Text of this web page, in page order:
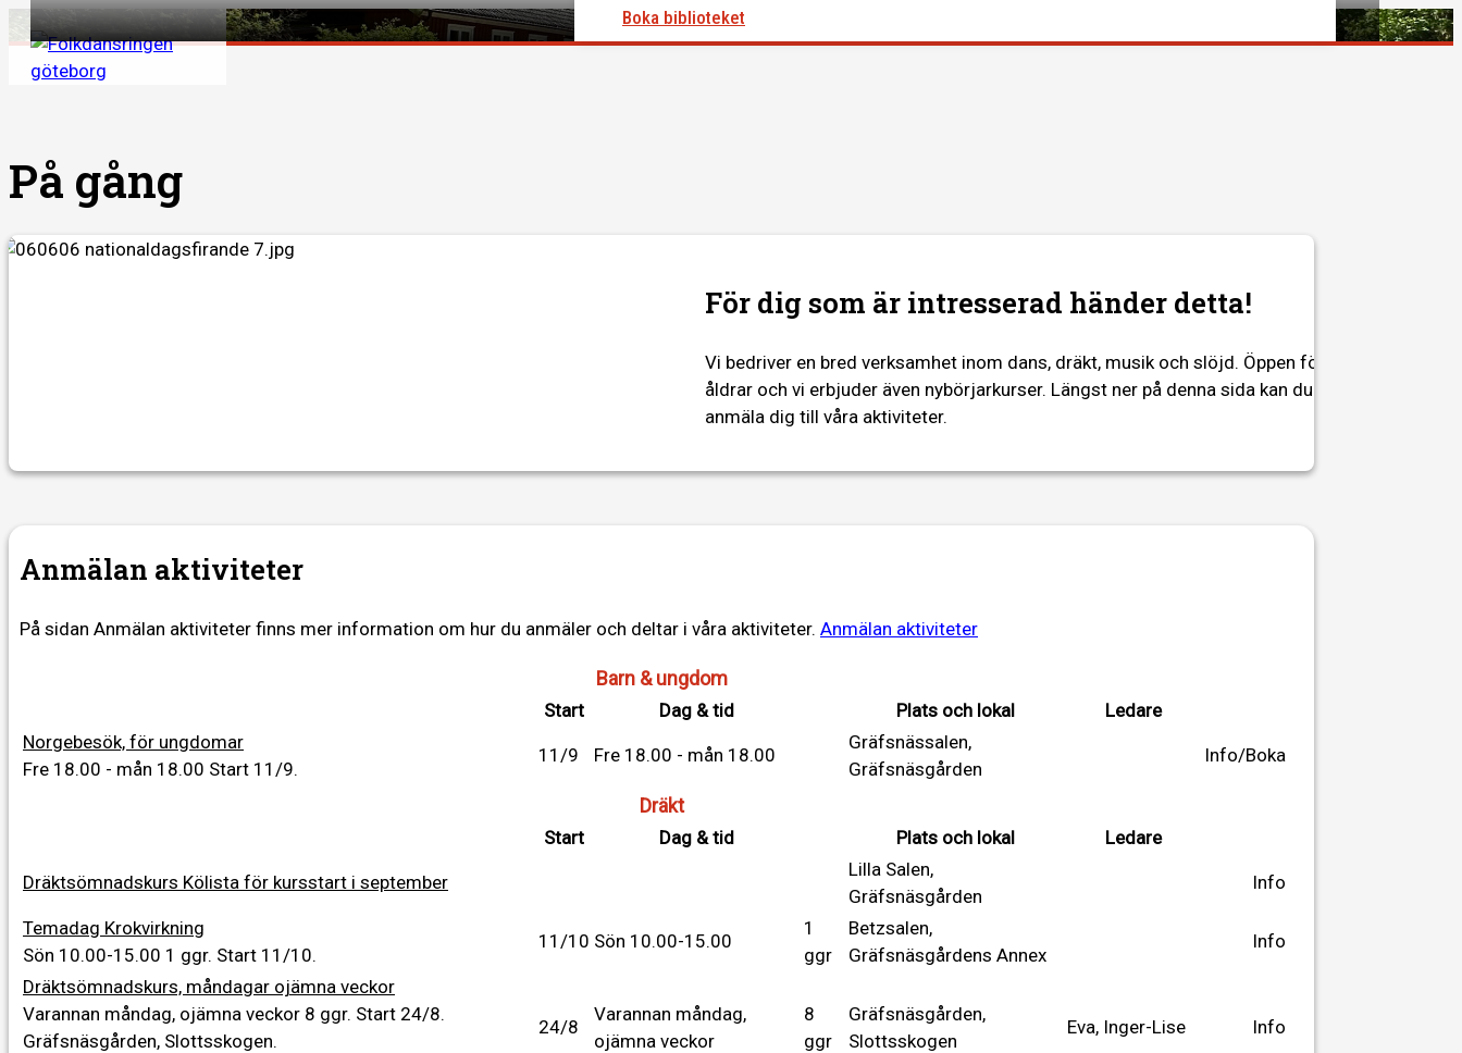
Hoppa
till
innehåll
Boka biblioteket
På gång
För dig som är intresserad händer detta!
Vi bedriver en bred verksamhet inom dans, dräkt, musik och slöjd. Öppen för alla
åldrar och vi erbjuder även nybörjarkurser. Längst ner på denna sida kan du
anmäla dig till våra aktiviteter.
Anmälan aktiviteter
På sidan Anmälan aktiviteter finns mer information om hur du anmäler och deltar i våra aktiviteter. Anmälan aktiviteter
Barn & ungdom
Start Dag & tid Plats och lokal
Ledare
Norgebesök, för ungdomar
Fre 18.00 - mån 18.00 Start 11/9.
11/9 Fre 18.00 - mån 18.00
Gräfsnässalen,
Gräfsnäsgården
Info/Boka
Dräkt
Start Dag & tid Plats och lokal Ledare
Dräktsömnadskurs Kölista för kursstart i september
Lilla Salen,
Gräfsnäsgården
Info
Temadag Krokvirkning
Sön 10.00-15.00 1 ggr. Start 11/10.
11/10 Sön 10.00-15.00
1
ggr
Betzsalen,
Gräfsnäsgårdens Annex
Info
Dräktsömnadskurs, måndagar ojämna veckor
Varannan måndag, ojämna veckor 8 ggr. Start 24/8.
Gräfsnäsgården, Slottsskogen.
24/8
Varannan måndag,
ojämna veckor
8
ggr
Gräfsnäsgården,
Slottsskogen
Eva, Inger-Lise Info